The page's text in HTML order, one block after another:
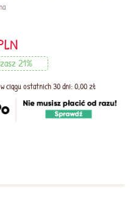
21%
ciągu ostatnich 30 dni: 0,00 zł